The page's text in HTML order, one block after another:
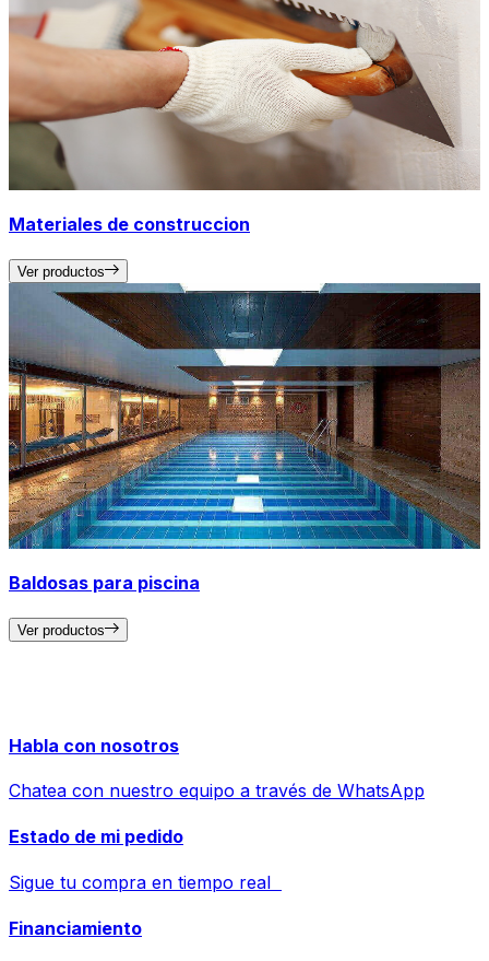
Materiales de construccion
Ver productos
Baldosas para piscina
Ver productos
Habla con nosotros
Chatea con nuestro equipo a través de WhatsApp
Estado de mi pedido
Sigue tu compra en tiempo real
Financiamiento